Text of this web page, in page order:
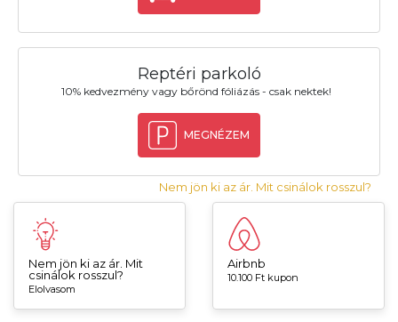
Reptéri parkoló
10% kedvezmény vagy bőrönd fóliázás - csak nektek!
MEGNÉZEM
Nem jön ki az ár. Mit csinálok rosszul?
Nem jön ki az ár. Mit
csinálok rosszul?
Elolvasom
Airbnb
10.100 Ft kupon